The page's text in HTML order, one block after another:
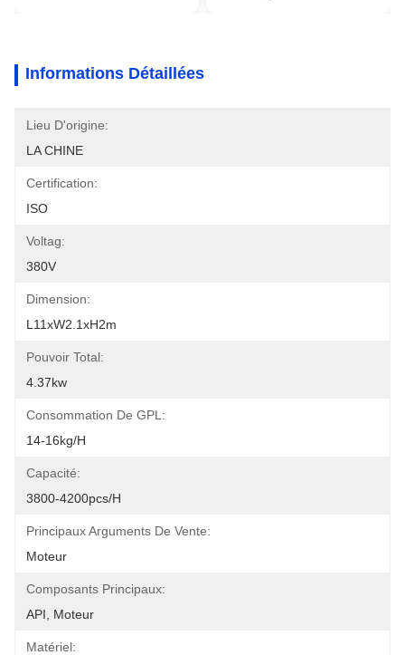
Informations Détaillées
Lieu D'origine:
LA CHINE
Certification:
ISO
Voltag:
380V
Dimension:
L11xW2.1xH2m
Pouvoir Total:
4.37kw
Consommation De GPL:
14-16kg/h
Capacité:
3800-4200pcs/h
Principaux Arguments De Vente:
Moteur
Composants Principaux:
API, Moteur
Matériel: